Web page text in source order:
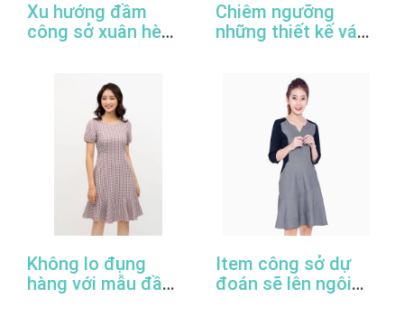
Xu hướng đầm
công sở xuân hè
Chiêm ngưỡng
những thiết kế váy
Không lo đụng
hàng với mẫu đầm
Item công sở dự
đoán sẽ lên ngôi